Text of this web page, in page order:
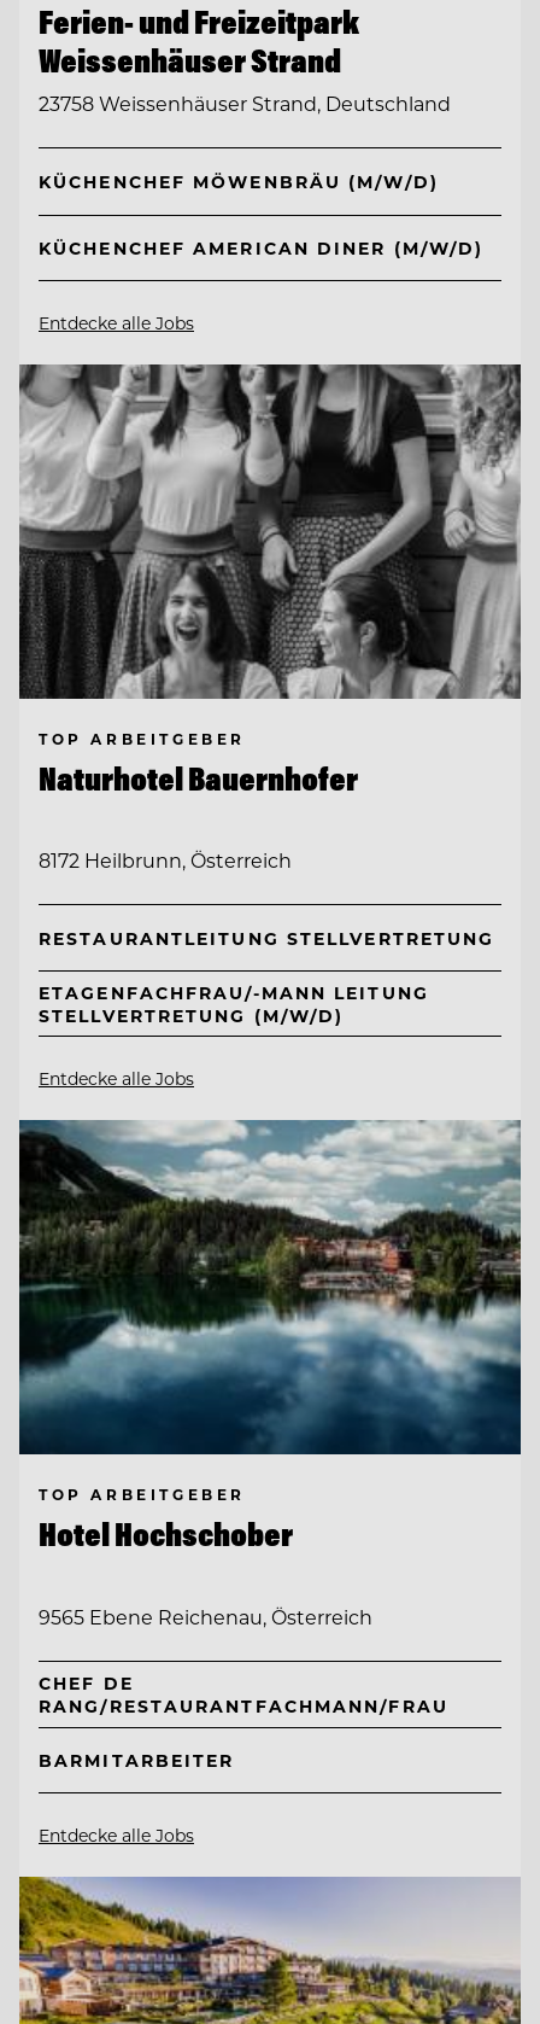
Ferien- und Freizeitpark
Weissenhäuser Strand
23758 Weissenhäuser Strand, Deutschland
KÜCHENCHEF MÖWENBRÄU (M/W/D)
KÜCHENCHEF AMERICAN DINER (M/W/D)
Entdecke alle Jobs
TOP ARBEITGEBER
Naturhotel Bauernhofer
8172 Heilbrunn, Österreich
RESTAURANTLEITUNG STELLVERTRETUNG
ETAGENFACHFRAU/-MANN LEITUNG
STELLVERTRETUNG (M/W/D)
Entdecke alle Jobs
TOP ARBEITGEBER
Hotel Hochschober
9565 Ebene Reichenau, Österreich
CHEF DE
RANG/RESTAURANTFACHMANN/FRAU
BARMITARBEITER
Entdecke alle Jobs